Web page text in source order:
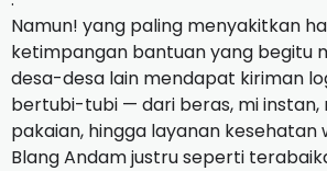
Namun! yang paling menyakitkan
ketimpangan bantuan yang begitu
desa-desa lain mendapat kiriman
bertubi-tubi — dari beras, mi instan,
pakaian, hingga layanan kesehatan
Blang Andam justru seperti